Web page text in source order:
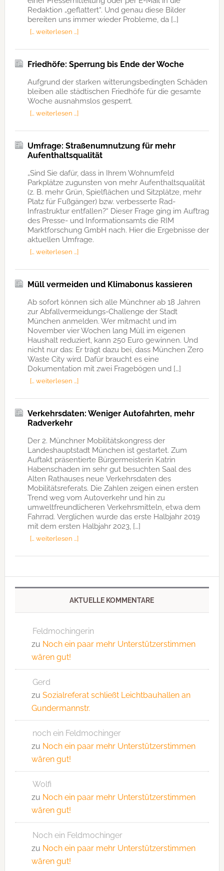
Redaktion „geflattert“. Und genau diese Bilder
bereiten uns immer wieder Probleme, da […]
[… weiterlesen …]
Friedhöfe: Sperrung bis Ende der Woche
Aufgrund der starken witterungsbedingten Schäden
bleiben alle städtischen Friedhöfe für die gesamte
Woche ausnahmslos gesperrt.
[… weiterlesen …]
Umfrage: Straßenumnutzung für mehr
Aufenthaltsqualität
„Sind Sie dafür, dass in Ihrem Wohnumfeld
Parkplätze zugunsten von mehr Aufenthaltsqualität
(z. B. mehr Grün, Spielflächen und Sitzplätze, mehr
Platz für Fußgänger) bzw. verbesserte Rad-
Infrastruktur entfallen?“ Dieser Frage ging im Auftrag
des Presse- und Informationsamts die RIM
Marktforschung GmbH nach. Hier die Ergebnisse der
aktuellen Umfrage.
[… weiterlesen …]
Müll vermeiden und Klimabonus kassieren
Ab sofort können sich alle Münchner ab 18 Jahren
zur Abfallvermeidungs-Challenge der Stadt
München anmelden. Wer mitmacht und im
November vier Wochen lang Müll im eigenen
Haushalt reduziert, kann 250 Euro gewinnen. Und
nicht nur das: Er trägt dazu bei, dass München Zero
Waste City wird. Dafür braucht es eine
Dokumentation mit zwei Fragebögen und […]
[… weiterlesen …]
Verkehrsdaten: Weniger Autofahrten, mehr
Radverkehr
Der 2. Münchner Mobilitätskongress der
Landeshauptstadt München ist gestartet. Zum
Auftakt präsentierte Bürgermeisterin Katrin
Habenschaden im sehr gut besuchten Saal des
Alten Rathauses neue Verkehrsdaten des
Mobilitätsreferats. Die Zahlen zeigen einen ersten
Trend weg vom Autoverkehr und hin zu
umweltfreundlicheren Verkehrsmitteln, etwa dem
Fahrrad. Verglichen wurde das erste Halbjahr 2019
mit dem ersten Halbjahr 2023, […]
[… weiterlesen …]
AKTUELLE KOMMENTARE
Feldmochingerin
zu Noch ein paar mehr Unterstützerstimmen
wären gut!
Gerd
zu Sozialreferat schließt Leichtbauhallen an
Gundermannstr.
noch ein Feldmochinger
zu Noch ein paar mehr Unterstützerstimmen
wären gut!
Wolfi
zu Noch ein paar mehr Unterstützerstimmen
wären gut!
Noch ein Feldmochinger
zu Noch ein paar mehr Unterstützerstimmen
wären gut!